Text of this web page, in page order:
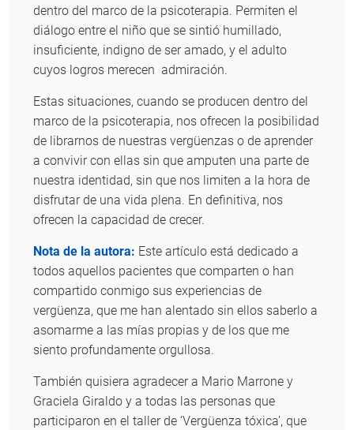
dentro del marco de la psicoterapia. Permiten el
diálogo entre el niño que se sintió humillado,
insuficiente, indigno de ser amado, y el adulto
cuyos logros merecen admiración.
Estas situaciones, cuando se producen dentro del
marco de la psicoterapia, nos ofrecen la posibilidad
de librarnos de nuestras vergüenzas o de aprender
a convivir con ellas sin que amputen una parte de
nuestra identidad, sin que nos limiten a la hora de
disfrutar de una vida plena. En definitiva, nos
ofrecen la capacidad de crecer.
Nota de la autora: Este artículo está dedicado a
todos aquellos pacientes que comparten o han
compartido conmigo sus experiencias de
vergüenza, que me han alentado sin ellos saberlo a
asomarme a las mías propias y de los que me
siento profundamente orgullosa.
También quisiera agradecer a Mario Marrone y
Graciela Giraldo y a todas las personas que
participaron en el taller de ‘Vergüenza tóxica’, que